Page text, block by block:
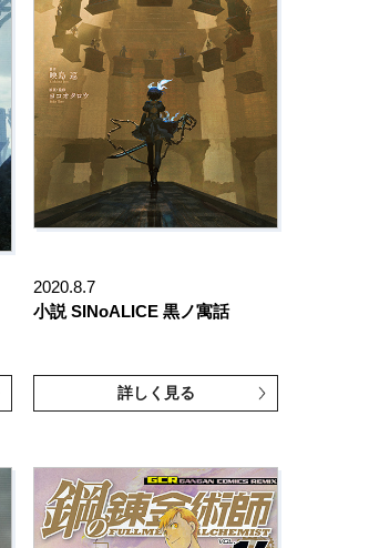
2020.8.7
小説 SINoALICE 黒ノ寓話
詳しく見る